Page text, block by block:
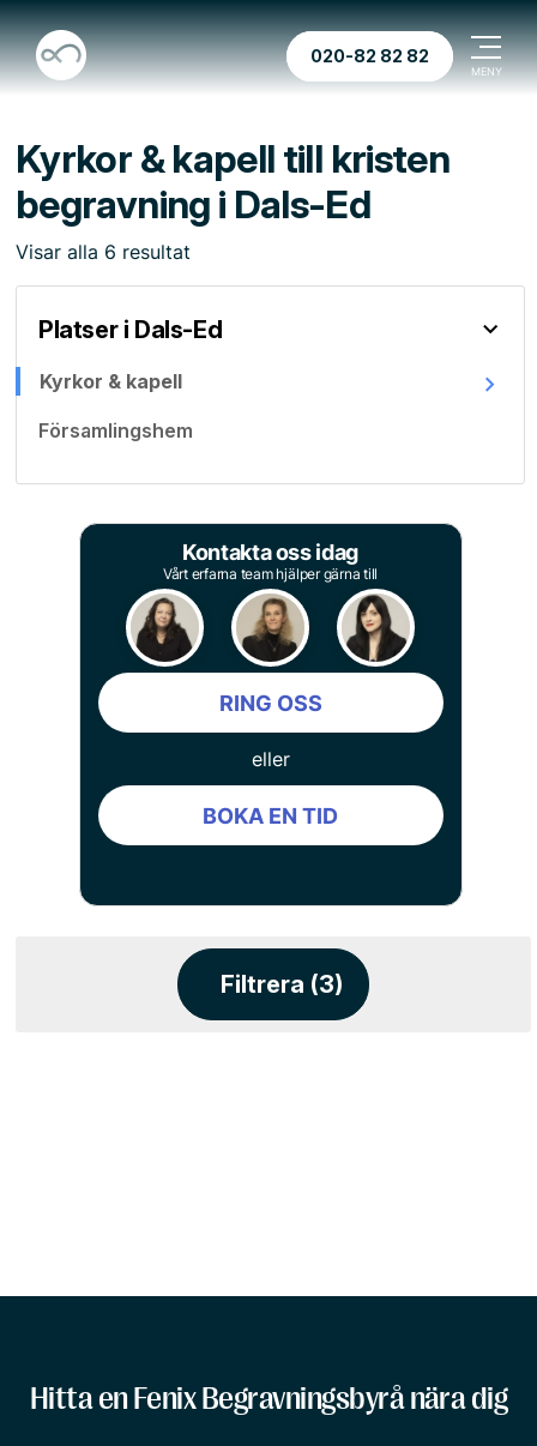
020-82 82 82
Kyrkor & kapell till kristen
begravning i Dals-Ed
Visar alla 6 resultat
Platser i Dals-Ed
Kyrkor & kapell
Församlingshem
Kontakta oss idag
Vårt erfarna team hjälper gärna till
RING OSS
eller
BOKA EN TID
Filtrera (3)
Hitta en Fenix Begravningsbyrå nära dig